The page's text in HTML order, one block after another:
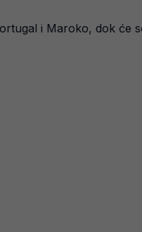
i Maroko, dok će